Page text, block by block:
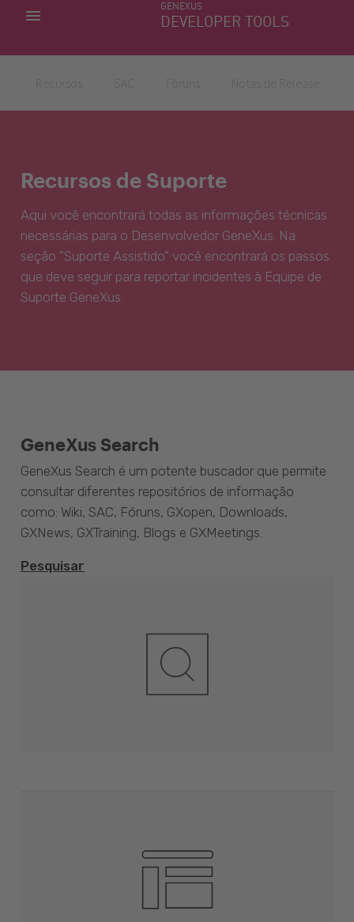
GENEXUS
DEVELOPER TOOLS
MINHAS APLICACÕES
Recursos de Suporte
Aqui você encontrará todas as informações técnicas
necessárias para o Desenvolvedor GeneXus. Na
seção "Suporte Assistido" você encontrará os passos
que deve seguir para reportar incidentes à Equipe de
Suporte GeneXus.
GeneXus Search
GeneXus Search é um potente buscador que permite
consultar diferentes repositórios de informação
como: Wiki, SAC, Fóruns, GXopen, Downloads,
GXNews, GXTraining, Blogs e GXMeetings.
Pesquisar